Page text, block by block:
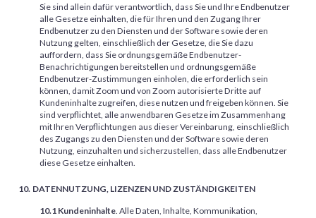
Sie sind allein dafür verantwortlich, dass Sie und Ihre Endbenutzer
alle Gesetze einhalten, die für Ihren und den Zugang Ihrer
Endbenutzer zu den Diensten und der Software sowie deren
Nutzung gelten, einschließlich der Gesetze, die Sie dazu
auffordern, dass Sie ordnungsgemäße Endbenutzer-
Benachrichtigungen bereitstellen und ordnungsgemäße
Endbenutzer-Zustimmungen einholen, die erforderlich sein
können, damit Zoom und von Zoom autorisierte Dritte auf
Kundeninhalte zugreifen, diese nutzen und freigeben können. Sie
sind verpflichtet, alle anwendbaren Gesetze im Zusammenhang
mit Ihren Verpflichtungen aus dieser Vereinbarung, einschließlich
des Zugangs zu den Diensten und der Software sowie deren
Nutzung, einzuhalten und sicherzustellen, dass alle Endbenutzer
diese Gesetze einhalten.
DATENNUTZUNG, LIZENZEN UND ZUSTÄNDIGKEITEN
10.1 Kundeninhalte. Alle Daten, Inhalte, Kommunikation,